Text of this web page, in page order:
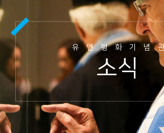
기획전시
야외전시
사이버전시
6·25전쟁 캠페인
명예의 전당
연간교육
교육공지
현장교육
온라인 교육
교육사진
유엔평화기념
소식